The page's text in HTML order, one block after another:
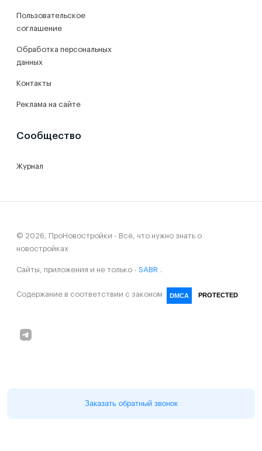
Заказать обратный звонок
Пользовательское
соглашение
Обработка персональных
данных
Контакты
Реклама на сайте
Сообщество
Журнал
© 2026, ПроНовостройки - Всё, что нужно знать о
новостройках
Сайты, приложения и не только - SABR
Содержание в соответствии с законом DMCA PROTECTED